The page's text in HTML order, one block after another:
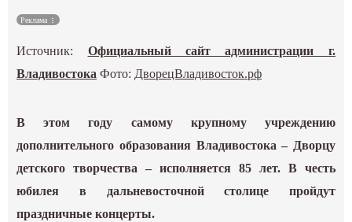
Спецпроекты
Реклама
Источник: Официальный сайт администрации г.
Владивостока Фото: ДворецВладивосток.рф
В этом году самому крупному учреждению
дополнительного образования Владивостока – Дворцу
детского творчества – исполняется 85 лет. В честь
юбилея в дальневосточной столице пройдут
праздничные концерты.